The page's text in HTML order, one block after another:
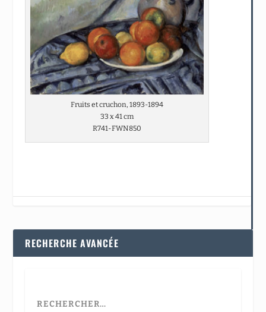
Fruits et cruchon, 1893-1894
33 x 41 cm
R741-FWN850
RECHERCHE AVANCÉE